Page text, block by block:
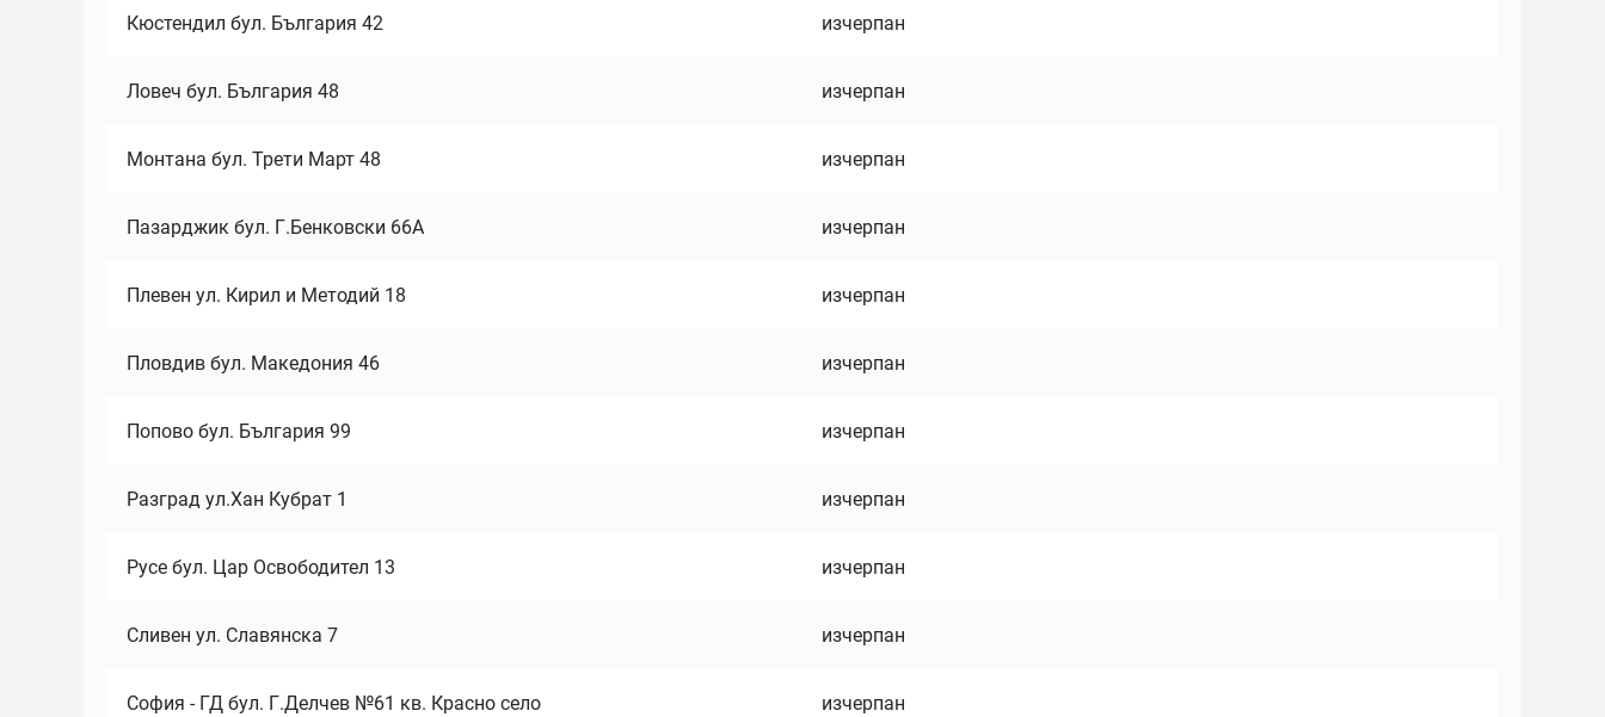
Кюстендил бул. България 42 изчерпан
Ловеч бул. България 48 изчерпан
Монтана бул. Трети Март 48 изчерпан
Пазарджик бул. Г.Бенковски 66А изчерпан
Плевен ул. Кирил и Методий 18 изчерпан
Пловдив бул. Македония 46 изчерпан
Попово бул. България 99 изчерпан
Разград ул.Хан Кубрат 1 изчерпан
Русе бул. Цар Освободител 13 изчерпан
Сливен ул. Славянска 7 изчерпан
София - ГД бул. Г.Делчев №61 кв. Красно село изчерпан